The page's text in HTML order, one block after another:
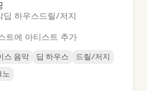
딥 하우스드릴/저지
트에 아티스트 추가
스 음악 딥 하우스
드릴/저지
노